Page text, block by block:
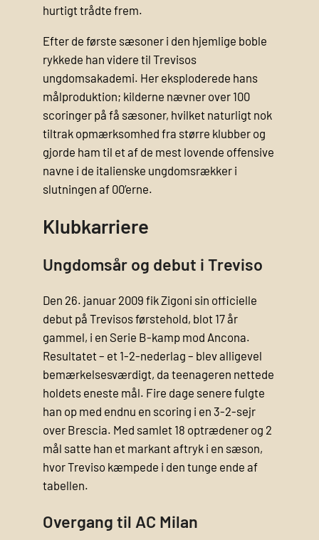
hurtigt trådte frem.
Efter de første sæsoner i den hjemlige boble
rykkede han videre til Trevisos
ungdomsakademi. Her eksploderede hans
målproduktion; kilderne nævner over 100
scoringer på få sæsoner, hvilket naturligt nok
tiltrak opmærksomhed fra større klubber og
gjorde ham til et af de mest lovende offensive
navne i de italienske ungdomsrækker i
slutningen af 00’erne.
Klubkarriere
Ungdomsår og debut i Treviso
Den 26. januar 2009 fik Zigoni sin officielle
debut på Trevisos førstehold, blot 17 år
gammel, i en Serie B-kamp mod Ancona.
Resultatet – et 1-2-nederlag – blev alligevel
bemærkelsesværdigt, da teenageren nettede
holdets eneste mål. Fire dage senere fulgte
han op med endnu en scoring i en 3-2-sejr
over Brescia. Med samlet 18 optrædener og 2
mål satte han et markant aftryk i en sæson,
hvor Treviso kæmpede i den tunge ende af
tabellen.
Overgang til AC Milan